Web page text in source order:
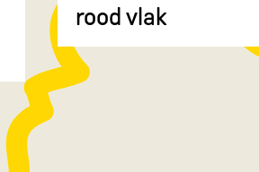
rood vlak